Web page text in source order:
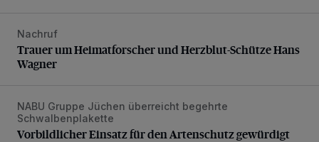
Trauer um Heimatforscher und Herzblut-Schütze Hans
Nachruf
Trauer um Heimatforscher und Herzblut-Schütze Hans
Wagner
Vorbildlicher Einsatz für den Artenschutz gewürdigt
NABU Gruppe Jüchen überreicht begehrte
Schwalbenplakette
Vorbildlicher Einsatz für den Artenschutz gewürdigt